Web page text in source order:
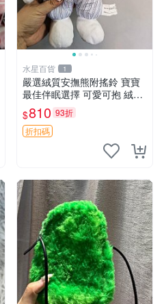
水星百貨 1
嚴選絨質安撫熊附搖鈴 寶寶
最佳伴眠選擇 可愛可抱 絨毛
玩具 安撫熊 嬰兒用
$810 93折
折扣碼